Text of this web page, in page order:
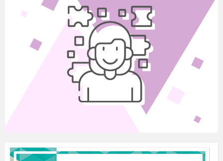
труби: а) 50 м; б) 80 м.
В середньому кожна людина вживає 1,7 л
води на добу за фізіологічної потреби 2-3 л.
Підрахуйте, скільки води вживають у
середньому всі учні класу, школи на добу, на
Дії з натуральними числами
Учні 11 класу очистили річку Рось від
сторонніх предметів. У перший день ними
було очищено 100 м, у другій в 2 рази
метрів більше, ніж у другій. Скільки метрів
річки очистили учні?